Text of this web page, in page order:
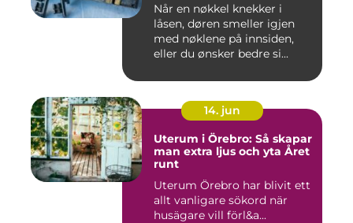
Når en nøkkel knekker i
låsen, døren smeller igjen
med nøklene på innsiden,
eller du ønsker bedre si...
14. jun
Uterum i Örebro: Så skapar
man extra ljus och yta Året
runt
Uterum Örebro har blivit ett
allt vanligare sökord när
husägare vill förl&a...